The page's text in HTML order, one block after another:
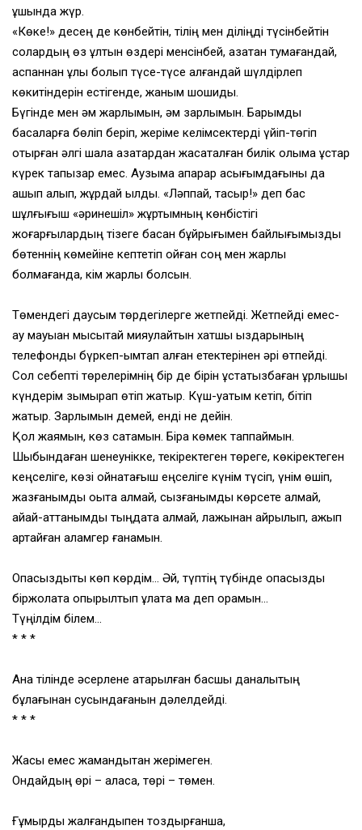
ұшында жүр.
«Көке!» десең де көнбейтін, тілің мен діліңді түсінбейтін
солардың өз ұлтын өздері менсінбей, қазақтан тумағандай,
аспаннан ұлық болып түсе-түсе қалғандай шүлдірлеп
көкитіндерін естігенде, жаным шошиды.
Бүгінде мен әм жарлымын, әм зарлымын. Барымды
басқаларға бөліп беріп, жеріме келімсектерді үйіп-төгіп
отырған әлгі шала қазақтардан жасақталған билік қолыма ұстар
күрек тапқызар емес. Аузыма апарар қасығымдағыны да
қақшып алып, жұрдай қылды. «Ләппай, тақсыр!» деп бас
шұлғығыш «әринешіл» жұртымның көнбістігі
жоғарғылардың тізеге басқан бұйрығымен байлығымызды
бөтеннің көмейіне кептетіп қойған соң мен жарлы
болмағанда, кім жарлы болсын.
Төмендегі даусым төрдегілерге жетпейді. Жетпейді емес-
ау мауыққан мысықтай мияулайтын хатшы қыздарының
телефонды бүркеп-қымтап алған етектерінен әрі өтпейді.
Сол себепті төрелерімнің бір де бірін ұстатқызбаған ұрлықшы
күндерім зымырап өтіп жатыр. Күш-қуатым кетіп, бітіп
жатыр. Зарлымын демей, енді не дейін.
Қол жаямын, көз сатамын. Бірақ көмек таппаймын.
Шыбындаған шенеунікке, текіректеген төреге, көкіректеген
кеңселіге, көзі ойнақтағыш еңселіге күнім түсіп, үнім өшіп,
жазғанымды оқыта алмай, сызғанымды көрсете алмай,
айқай-аттанымды тыңдата алмай, лажынан айрылып, қажып
қартайған қаламгер ғанамын.
Опасыздықты көп көрдім… Әй, түптің түбінде опасыздық
біржолата опырылтып құлата ма деп қорқамын…
Түңілдім білем…
* * *
Ана тілінде әсерлене ақтарылған басшы даналықтың
бұлағынан сусындағанын дәлелдейді.
* * *
Жақсы емес жамандықтан жерімеген.
Ондайдың өрі – аласа, төрі – төмен.
Ғұмырды жалғандықпен тоздырғанша,